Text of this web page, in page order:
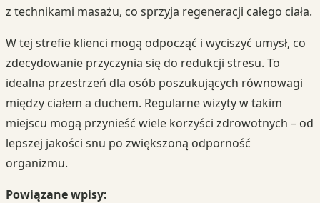
z technikami masażu, co sprzyja regeneracji całego ciała.
W tej strefie klienci mogą odpocząć i wyciszyć umysł, co
zdecydowanie przyczynia się do redukcji stresu. To
idealna przestrzeń dla osób poszukujących równowagi
między ciałem a duchem. Regularne wizyty w takim
miejscu mogą przynieść wiele korzyści zdrowotnych – od
lepszej jakości snu po zwiększoną odporność
organizmu.
Powiązane wpisy: